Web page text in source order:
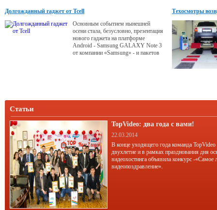
Долгожданный гаджет от Tcell
Основным событием нынешней
осени стала, безусловно, презентация
нового гаджета на платформе
Android - Samsung GALAXY Note 3
от компании «Samsung» - и пакетов
Техосмотры
Статьи
TopVideo: два года с вами!
22.03.2014
В конце уходящего года команда TopVideo
двухлетие и в рамках празднования дня
видеохостинга объявила конкурс -«Самое
видеопоздравление».